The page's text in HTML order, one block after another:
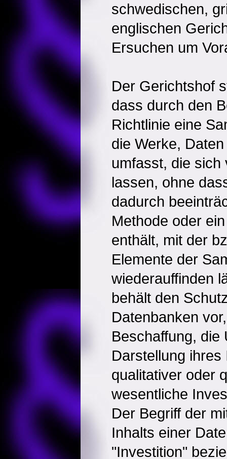
schwedischen,
englischen
Ersuchen um
Der Gerichtshof
dass durch den
Richtlinie eine
die Werke,
umfasst, die sich
lassen, ohne
dadurch
Methode oder
enthält, mit der
Elemente der
wiederauffinden
behält den
Datenbanken
Beschaffung, die
Darstellung ihres
qualitativer oder
wesentliche
Der Begriff der
Inhalts einer
"Investition"